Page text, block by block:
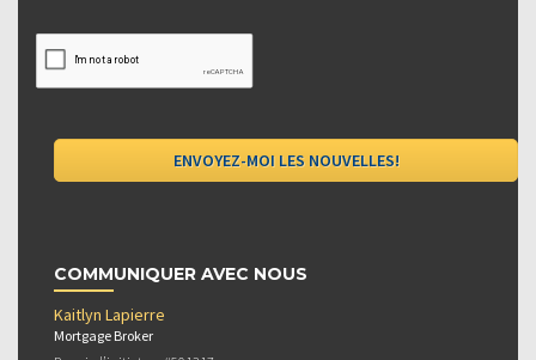
COMMUNIQUER AVEC NOUS
Kaitlyn Lapierre
Mortgage Broker